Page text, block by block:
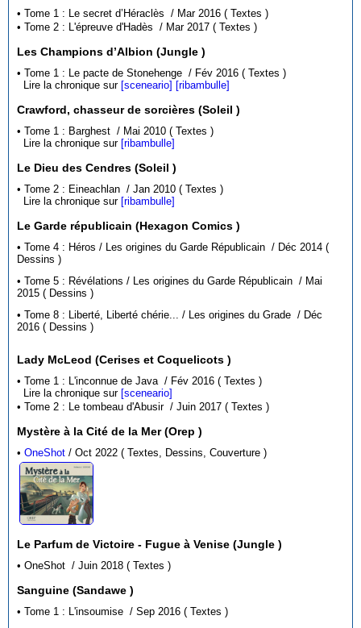
• Tome 1 : Le secret d’Héraclès / Mar 2016 ( Textes )
• Tome 2 : L'épreuve d'Hadès / Mar 2017 ( Textes )
Les Champions d’Albion (Jungle )
• Tome 1 : Le pacte de Stonehenge / Fév 2016 ( Textes )
Lire la chronique sur [sceneario] [ribambulle]
Crawford, chasseur de sorcières (Soleil )
• Tome 1 : Barghest / Mai 2010 ( Textes )
Lire la chronique sur [ribambulle]
Le Dieu des Cendres (Soleil )
• Tome 2 : Eineachlan / Jan 2010 ( Textes )
Lire la chronique sur [ribambulle]
Le Garde républicain (Hexagon Comics )
• Tome 4 : Héros / Les origines du Garde Républicain / Déc 2014 (
Dessins )
• Tome 5 : Révélations / Les origines du Garde Républicain / Mai
2015 ( Dessins )
• Tome 8 : Liberté, Liberté chérie... / Les origines du Grade / Déc
2016 ( Dessins )
Lady McLeod (Cerises et Coquelicots )
• Tome 1 : L'inconnue de Java / Fév 2016 ( Textes )
Lire la chronique sur [sceneario]
• Tome 2 : Le tombeau d'Abusir / Juin 2017 ( Textes )
Mystère à la Cité de la Mer (Orep )
•OneShot / Oct 2022 ( Textes, Dessins, Couverture )
Le Parfum de Victoire - Fugue à Venise (Jungle )
• OneShot / Juin 2018 ( Textes )
Sanguine (Sandawe )
• Tome 1 : L'insoumise / Sep 2016 ( Textes )